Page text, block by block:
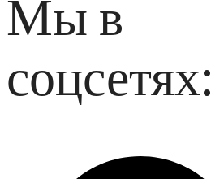
Мы в
соцсетях: